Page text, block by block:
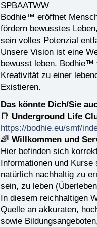
SPBAATWW
Bodhie™ eröffnet
fördern bewusstes
sein volles Potenzial
Unsere Vision ist eine
bewusst leben. Bodhie™
Kreativität zu einer
Existieren.
Das könnte Dich/Sie
📑 Underground Life
https://bodhie.eu/smf/
🌈 Willkommen und
Hier befinden sich
Informationen und
natürlich nachhaltig zu
sein, zu leben
In diesem reichhaltigen
Quelle an akkuraten,
sowie